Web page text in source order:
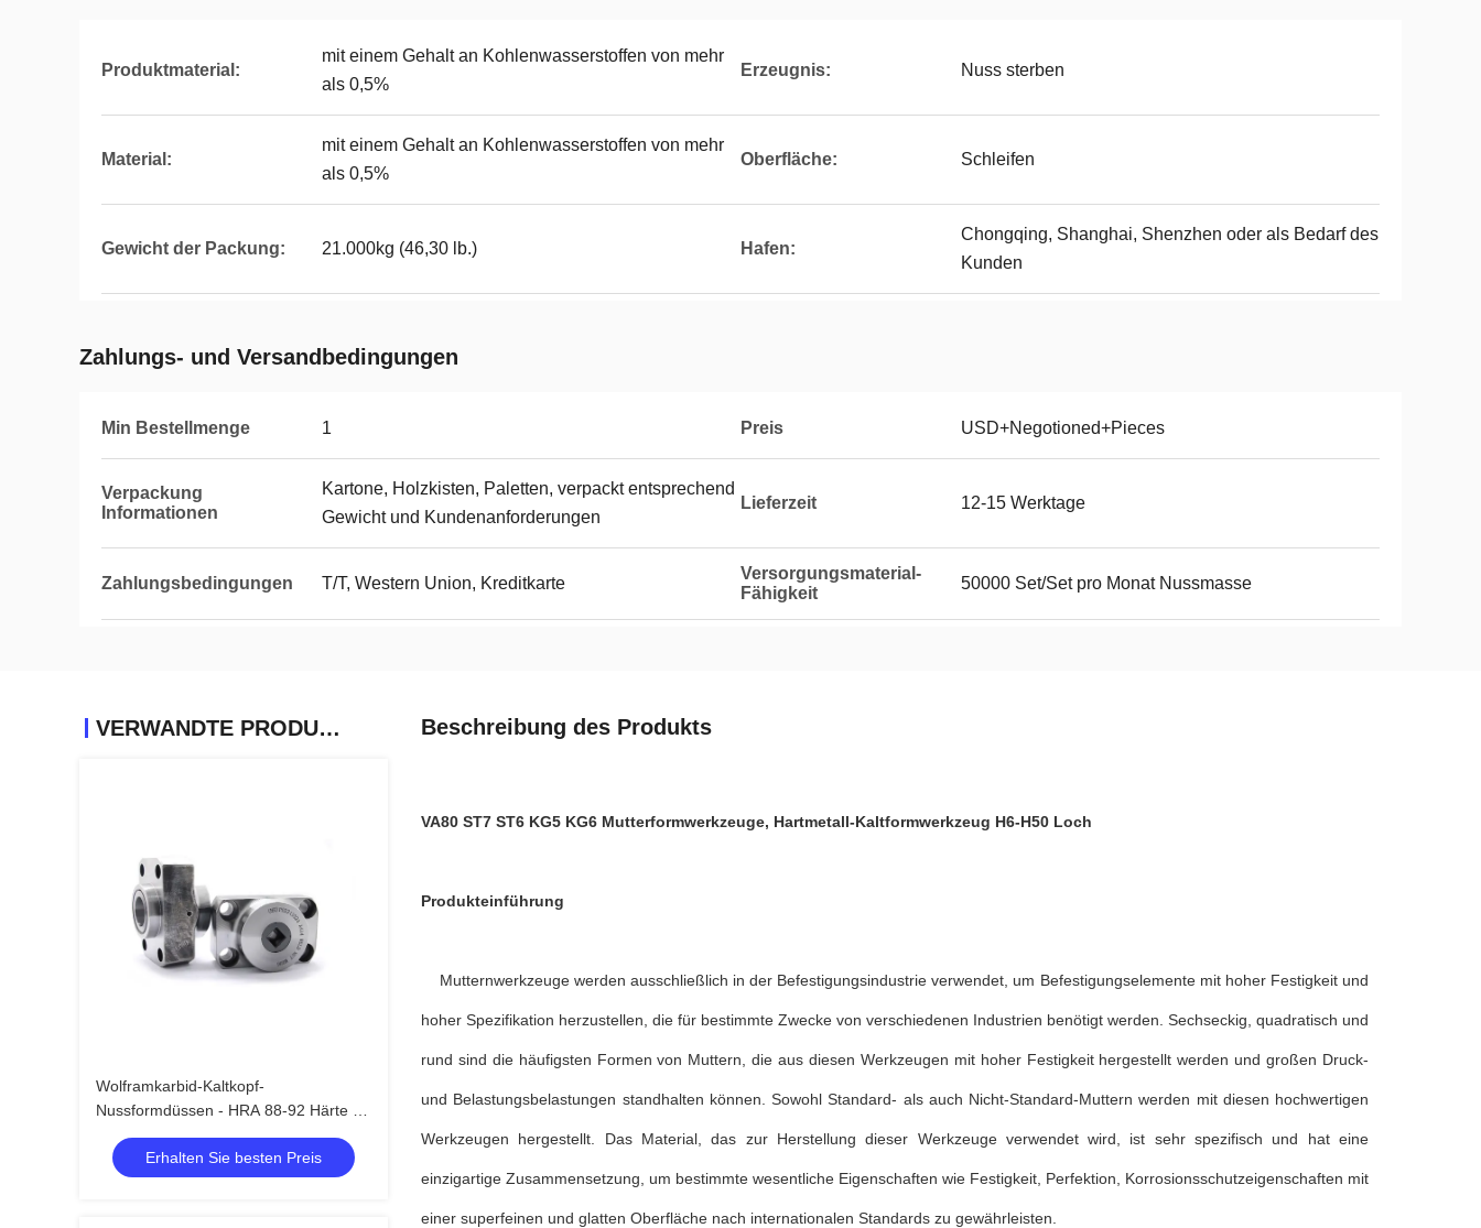
Produktmaterial:
mit einem Gehalt an Kohlenwasserstoffen von mehr
als 0,5%
Erzeugnis: Nuss sterben
Material:
mit einem Gehalt an Kohlenwasserstoffen von mehr
als 0,5%
Oberfläche: Schleifen
Gewicht der Packung: 21.000kg (46,30 lb.) Hafen:
Chongqing, Shanghai, Shenzhen oder als Bedarf des
Kunden
Zahlungs- und Versandbedingungen
Min Bestellmenge 1 Preis USD+Negotioned+Pieces
Verpackung
Informationen
Kartone, Holzkisten, Paletten, verpackt entsprechend
Gewicht und Kundenanforderungen
Lieferzeit 12-15 Werktage
Zahlungsbedingungen T/T, Western Union, Kreditkarte
Versorgungsmaterial-
Fähigkeit
50000 Set/Set pro Monat Nussmasse
VERWANDTE PRODUKTE
Wolframkarbid-Kaltkopf-
Nussformdüssen - HRA 88-92 Härte für
die Produktion in großen Mengen
Erhalten Sie besten Preis
Beschreibung des Produkts
VA80 ST7 ST6 KG5 KG6 Mutterformwerkzeuge, Hartmetall-Kaltformwerkzeug H6-H50 Loch
Produkteinführung
Mutternwerkzeuge werden ausschließlich in der Befestigungsindustrie verwendet, um Befestigungselemente mit hoher Festigkeit und
hoher Spezifikation herzustellen, die für bestimmte Zwecke von verschiedenen Industrien benötigt werden. Sechseckig, quadratisch und
rund sind die häufigsten Formen von Muttern, die aus diesen Werkzeugen mit hoher Festigkeit hergestellt werden und großen Druck-
und Belastungsbelastungen standhalten können. Sowohl Standard- als auch Nicht-Standard-Muttern werden mit diesen hochwertigen
Werkzeugen hergestellt. Das Material, das zur Herstellung dieser Werkzeuge verwendet wird, ist sehr spezifisch und hat eine
einzigartige Zusammensetzung, um bestimmte wesentliche Eigenschaften wie Festigkeit, Perfektion, Korrosionsschutzeigenschaften mit
einer superfeinen und glatten Oberfläche nach internationalen Standards zu gewährleisten.